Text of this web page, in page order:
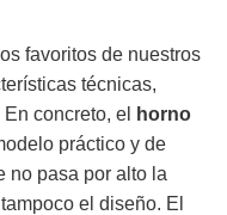
favoritos de nuestros
técnicas,
concreto, el
horno
práctico y de
no pasa por alto la
el diseño. El